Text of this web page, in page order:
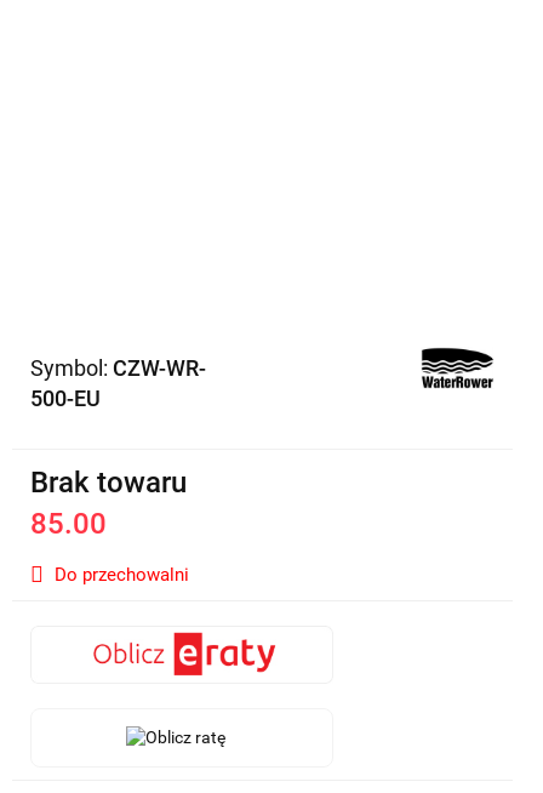
Symbol: CZW-WR-
500-EU
Brak towaru
85.00
Do przechowalni